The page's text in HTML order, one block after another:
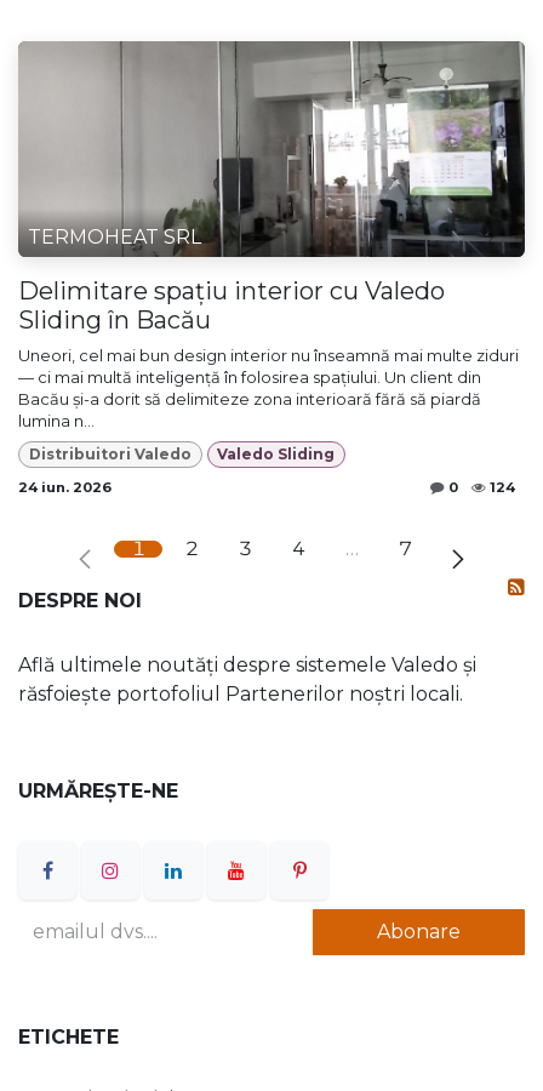
TERMOHEAT SRL
Delimitare spațiu interior cu Valedo
Sliding în Bacău
Uneori, cel mai bun design interior nu înseamnă mai multe ziduri
— ci mai multă inteligență în folosirea spațiului. Un client din
Bacău și-a dorit să delimiteze zona interioară fără să piardă
lumina n...
Distribuitori Valedo Valedo Sliding
24 iun. 2026 0 124
1 2 3 4 … 7
DESPRE NOI
Află ultimele noutăți despre sistemele Valedo și
răsfoiește portofoliul Partenerilor noștri locali.
URMĂREȘTE-NE
Abonare
ETICHETE